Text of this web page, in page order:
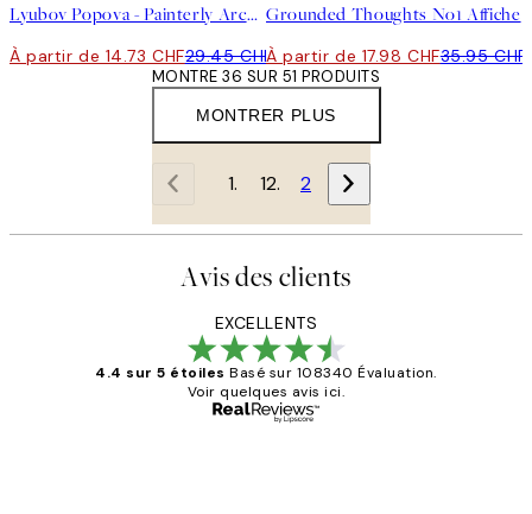
Lyubov Popova - Painterly Architectonics Affiche
À partir de 14.73 CHF29.45 CHF
Grounded Thoughts No1 Affiche
À partir de 17.98 CHF35.95 CHF
MONTRER PLUS
MONTRE 36 SUR 51 PRODUITS
1 2
Avis des clients
EXCELLENTS
4.4 sur 5 étoiles Basé sur 108340 Évaluation.
Voir quelques avis ici.